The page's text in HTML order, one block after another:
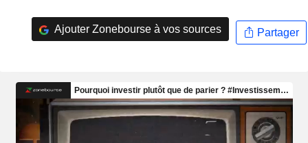
Ajouter Zonebourse à vos sources Partager